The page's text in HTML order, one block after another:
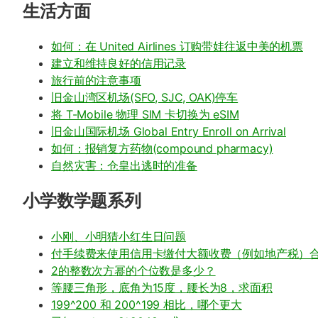
生活方面
如何：在 United Airlines 订购带娃往返中美的机票
建立和维持良好的信用记录
旅行前的注意事项
旧金山湾区机场(SFO, SJC, OAK)停车
将 T-Mobile 物理 SIM 卡切换为 eSIM
旧金山国际机场 Global Entry Enroll on Arrival
如何：报销复方药物(compound pharmacy)
自然灾害：仓皇出逃时的准备
小学数学题系列
小刚、小明猜小红生日问题
付手续费来使用信用卡缴付大额收费（例如地产税）
2的整数次方幂的个位数是多少？
等腰三角形，底角为15度，腰长为8，求面积
199^200 和 200^199 相比，哪个更大